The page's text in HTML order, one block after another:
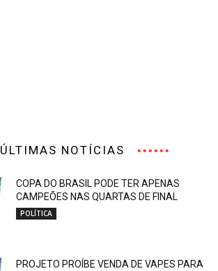
ÚLTIMAS NOTÍCIAS
COPA DO BRASIL PODE TER APENAS
CAMPEÕES NAS QUARTAS DE FINAL
POLÍTICA
PROJETO PROÍBE VENDA DE VAPES PARA